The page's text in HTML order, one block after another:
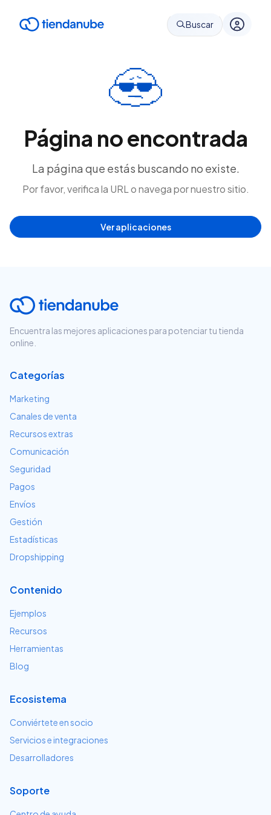
Buscar
Página no encontrada
La página que estás buscando no existe.
Por favor, verifica la URL o navega por nuestro sitio.
Ver aplicaciones
Encuentra las mejores aplicaciones para potenciar tu tienda
online.
Categorías
Marketing
Canales de venta
Recursos extras
Comunicación
Seguridad
Pagos
Envíos
Gestión
Estadísticas
Dropshipping
Contenido
Ejemplos
Recursos
Herramientas
Blog
Ecosistema
Conviértete en socio
Servicios e integraciones
Desarrolladores
Soporte